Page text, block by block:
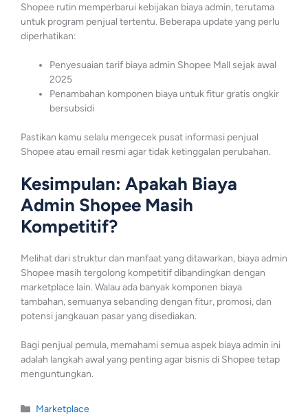
Shopee rutin memperbarui kebijakan biaya admin, terutama
untuk program penjual tertentu. Beberapa update yang perlu
diperhatikan:
Penyesuaian tarif biaya admin Shopee Mall sejak awal
2025
Penambahan komponen biaya untuk fitur gratis ongkir
bersubsidi
Pastikan kamu selalu mengecek pusat informasi penjual
Shopee atau email resmi agar tidak ketinggalan perubahan.
Kesimpulan: Apakah Biaya
Admin Shopee Masih
Kompetitif?
Melihat dari struktur dan manfaat yang ditawarkan, biaya admin
Shopee masih tergolong kompetitif dibandingkan dengan
marketplace lain. Walau ada banyak komponen biaya
tambahan, semuanya sebanding dengan fitur, promosi, dan
potensi jangkauan pasar yang disediakan.
Bagi penjual pemula, memahami semua aspek biaya admin ini
adalah langkah awal yang penting agar bisnis di Shopee tetap
menguntungkan.
Marketplace